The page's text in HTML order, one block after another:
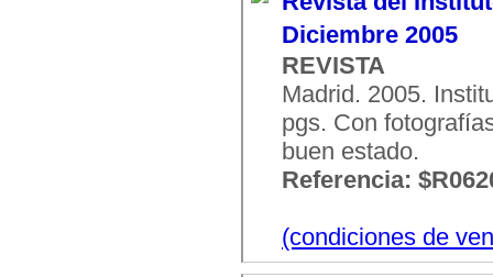
Diciembre 2005
REVISTA
Madrid. 2005.
pgs. Con
buen estado.
Referencia:
(condiciones de